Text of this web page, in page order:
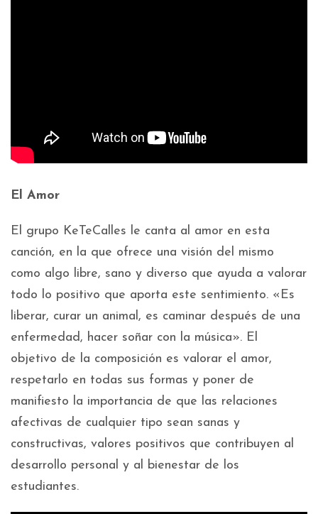
El Amor
El grupo KeTeCalles le canta al amor en esta
canción, en la que ofrece una visión del mismo
como algo libre, sano y diverso que ayuda a valorar
todo lo positivo que aporta este sentimiento. «Es
liberar, curar un animal, es caminar después de una
enfermedad, hacer soñar con la música». El
objetivo de la composición es valorar el amor,
respetarlo en todas sus formas y poner de
manifiesto la importancia de que las relaciones
afectivas de cualquier tipo sean sanas y
constructivas, valores positivos que contribuyen al
desarrollo personal y al bienestar de los
estudiantes.